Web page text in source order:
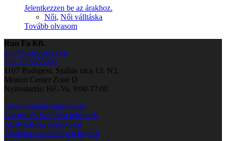
Jelentkezzen be az árakhoz.
Női, Női válltáska
Tovább olvasom
Run Fa Kft.
info@bags-runfa.eu
+36 70 8855905
1107 Budapest, Szállás utca 13. N3.
Monori Center Zone D
Nyitvatartás: Hé.-Va. 9:00-17:00
Viszonteladói regisztráció
Fizetési és Szállítási feltételek
Adatvédelmi nyilatkozat
Általános szerződési feltételek